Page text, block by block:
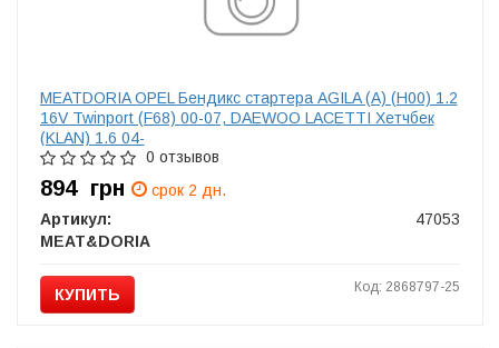
MEATDORIA OPEL Бендикс стартера AGILA (A) (H00) 1.2
16V Twinport (F68) 00-07, DAEWOO LACETTI Хетчбек
(KLAN) 1.6 04-
0 отзывов
894 грн
срок 2 дн.
Артикул:
47053
MEAT&DORIA
КУПИТЬ Код: 2868797-25